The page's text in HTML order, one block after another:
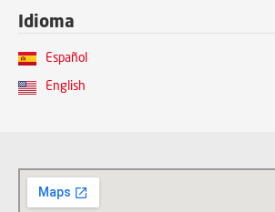
Idioma
Español
English